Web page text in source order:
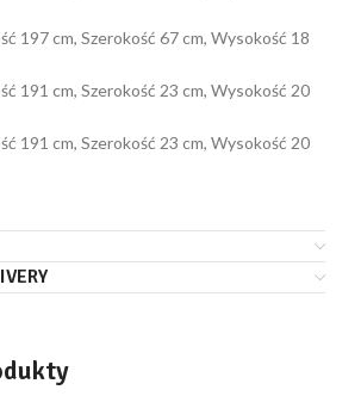
197 cm, Szerokość 67 cm, Wysokość 18
191 cm, Szerokość 23 cm, Wysokość 20
191 cm, Szerokość 23 cm, Wysokość 20